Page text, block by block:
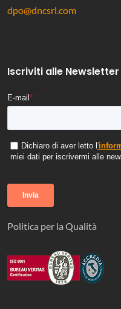
dpo@dncsrl.com
Iscriviti alle Newsletter
E-mail *
Dichiaro di aver letto l '
miei dati per iscrivermi alle
Politica per la Qualità